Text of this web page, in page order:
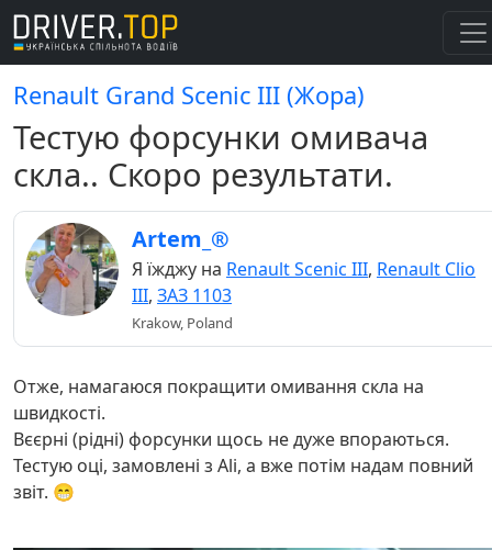
Renault Grand Scenic III (Жора)
Тестую форсунки омивача
скла.. Скоро результати.
Artem_®
Я їжджу на Renault Scenic III, Renault Clio
III, ЗАЗ 1103
Krakow, Poland
Отже, намагаюся покращити омивання скла на
швидкості.
Вєєрні (рідні) форсунки щось не дуже впораються.
Тестую оці, замовлені з Ali, а вже потім надам повний
звіт. 😁